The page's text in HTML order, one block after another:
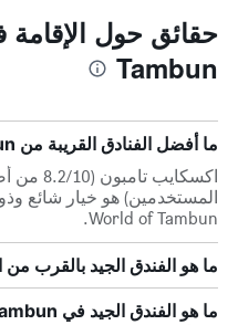
Tambun
ما أفضل الفنادق القريبة من Lost World of Tambun؟
World of Tambun.
ما هو الفندق الجيد بالقرب